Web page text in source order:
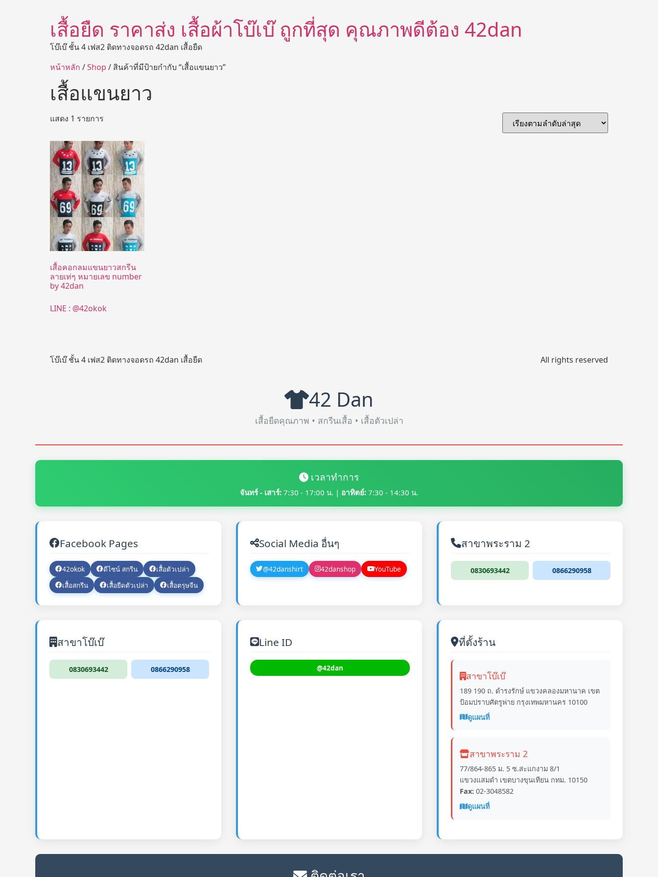
เสื้อยืด ราคาส่ง เสื้อผ้าโบ๊เบ๊ ถูกที่สุด คุณภาพดีต้อง 42dan
โบ๊เบ๊ ชั้น 4 เฟส2 ติดทางจอดรถ 42dan เสื้อยืด
หน้าหลัก /Shop / สินค้าที่มีป้ายกำกับ “เสื้อแขนยาว”
เสื้อแขนยาว
แสดง 1 รายการ
เสื้อคอกลมแขนยาวสกรีน
ลายเท่ๆ หมายเลข number
by 42dan
LINE : @42okok
โบ๊เบ๊ ชั้น 4 เฟส2 ติดทางจอดรถ 42dan เสื้อยืด All rights reserved
42 Dan
เสื้อยืดคุณภาพ • สกรีนเสื้อ • เสื้อตัวเปล่า
เวลาทำการ
จันทร์ - เสาร์: 7:30 - 17:00 น. | อาทิตย์: 7:30 - 14:30 น.
Facebook Pages
42okok ดีไซน์ สกรีน
เสื้อตัวเปล่า
เสื้อสกรีน
เสื้อยืดตัวเปล่า เสื้อตรุษจีน
Social Media อื่นๆ
@42danshirt 42danshop YouTube
สาขาพระราม 2
0830693442 0866290958
สาขาโบ๊เบ๊
0830693442 0866290958
Line ID
@42dan
ที่ตั้งร้าน
สาขาโบ๊เบ๊
189 190 ถ. ดำรงรักษ์ แขวงคลองมหานาค เขต
ป้อมปราบศัตรูพ่าย กรุงเทพมหานคร 10100
ดูแผนที่
สาขาพระราม 2
77/864-865 ม. 5 ซ.สะแกงาม 8/1
แขวงแสมดำ เขตบางขุนเทียน กทม. 10150
Fax: 02-3048582
ดูแผนที่